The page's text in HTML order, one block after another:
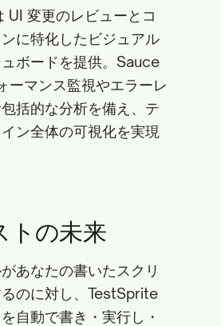
変更のレビューとコ
に特化したビジュアル
ボードを提供。Sauce
ーマンス監視やエラーレ
括的な分析を備え、テ
ン全体の可視化を実現
トの未来
あなたの書いたスクリ
のに対し、TestSprite
自動で書き・実行し・